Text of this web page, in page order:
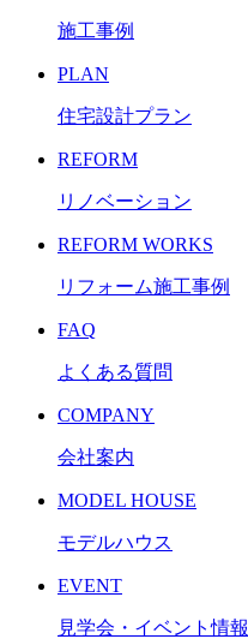
施工事例
PLAN
住宅設計プラン
REFORM
リノベーション
REFORM WORKS
リフォーム施工事例
FAQ
よくある質問
COMPANY
会社案内
MODEL HOUSE
モデルハウス
EVENT
見学会・イベント情報